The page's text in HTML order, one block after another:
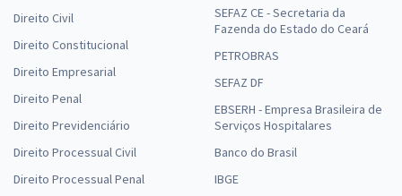
Direito Civil
Direito Constitucional
Direito Empresarial
Direito Penal
Direito Previdenciário
Direito Processual Civil
Direito Processual Penal
SEFAZ CE - Secretaria da
Fazenda do Estado do Ceará
PETROBRAS
SEFAZ DF
EBSERH - Empresa Brasileira de
Serviços Hospitalares
Banco do Brasil
IBGE